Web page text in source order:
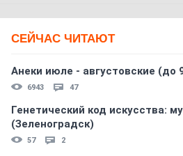
СЕЙЧАС ЧИТАЮТ
Анеки июле - августовские (до
6943 47
Генетический код искусства:
(Зеленоградск)
57 2